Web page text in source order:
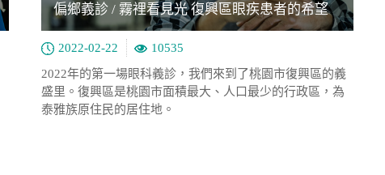
偏鄉義診 / 霧裡看見光 復興區眼疾患者的希望
2022-02-22
10535
2022年的第一場眼科義診，我們來到了桃園市復興區的義
盛里。復興區是桃園市面積最大、人口最少的行政區，為
泰雅族原住民的居住地。